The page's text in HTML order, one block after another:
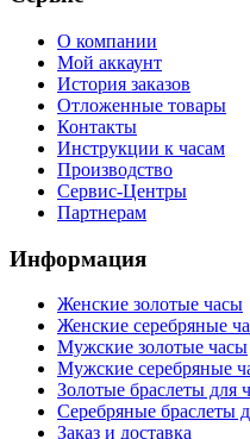
О компании
Мой аккаунт
История заказов
Отложенные товары
Контакты
Инструкции к часам
Производство
Сервис-Центры
Партнерам
Информация
Женские золотые часы
Женские серебряные
Мужские золотые часы
Мужские серебряные
Золотые браслеты для
Серебряные браслеты
Заказ и доставка